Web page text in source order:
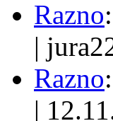
Razno:
|
Razno:
|